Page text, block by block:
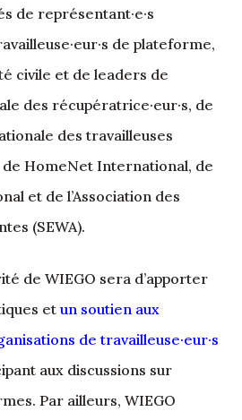
de représentant·e·s
de plateforme,
civile et de leaders de
des récupératrice·eur·s, de
des travailleuses
de HomeNet International, de
et de l’Association des
(SEWA).
de WIEGO sera d’apporter
et un soutien aux
de travailleuse·eur·s
aux discussions sur
Par ailleurs, WIEGO